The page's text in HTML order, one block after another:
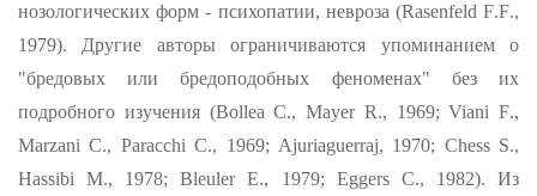
нозологических форм - психопатии, невроза (Rasenfeld F.F.,
1979). Другие ав­торы ограничиваются упоминанием о
"бредовых или бредоподобных феноменах" без их
подробного изучения (Bollea C., Mayer R., 1969;Viani F.,
Marzani C., Paracchi C., 1969; Ajuriaguerraj, 1970; Chess S.,
Hassibi
M., 1978;Bleuler E., 1979; Eggers C., 1982). Из